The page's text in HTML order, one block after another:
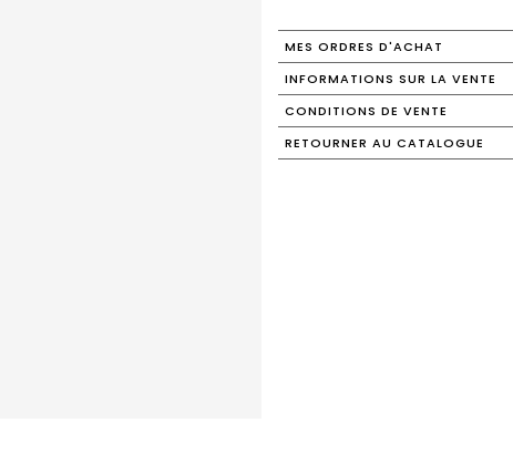
MES ORDRES D'ACHAT
INFORMATIONS SUR LA VENTE
CONDITIONS DE VENTE
RETOURNER AU CATALOGUE